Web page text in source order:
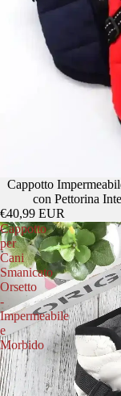
Cappotto
con Pettorina
€40,99 EUR
Cappotto
per
Cani
Smanicato
Orsetto
-
Impermeabile
e
Morbido